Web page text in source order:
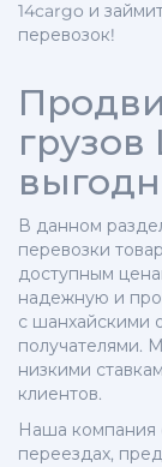
14cargo и
перевозок!
В данном
перевозки
доступным
надежную и
с шанхайскими
получателями.
низкими
клиентов.
Наша компания
переездах,